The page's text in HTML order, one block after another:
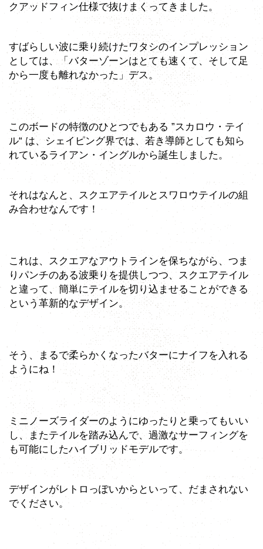
クアッドフィン仕様で抜けまくってきました。
すばらしい波に乗り続けたワタシのインプレッション
としては、「バターゾーンはとても速くて、そして足
から一度も離れなかった」デス。
このボードの特徴のひとつでもある ”スカロウ・テイ
ル“ は、シェイピング界では、若き導師としても知ら
れているライアン・イングルから誕生しました。
それはなんと、スクエアテイルとスワロウテイルの組
み合わせなんです！
これは、スクエアなアウトラインを保ちながら、つま
りパンチのある波乗りを提供しつつ、スクエアテイル
と違って、簡単にテイルを切り込ませることができる
という革新的なデザイン。
そう、まるで柔らかくなったバターにナイフを入れる
ようにね！
ミニノーズライダーのようにゆったりと乗ってもいい
し、またテイルを踏み込んで、過激なサーフィングを
も可能にしたハイブリッドモデルです。
デザインがレトロっぽいからといって、だまされない
でください。